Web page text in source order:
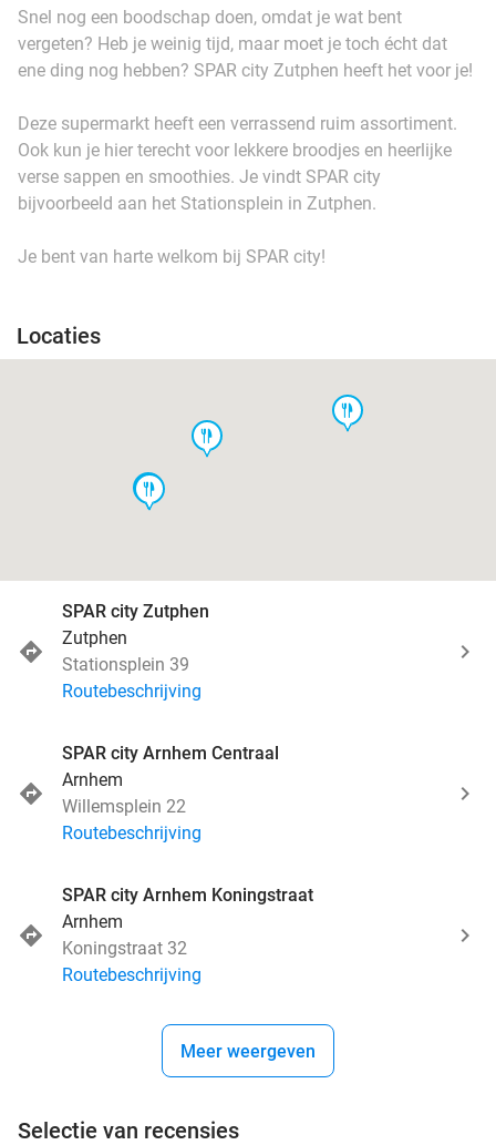
Snel nog een boodschap doen, omdat je wat bent
vergeten? Heb je weinig tijd, maar moet je toch écht dat
ene ding nog hebben? SPAR city Zutphen heeft het voor je!
Deze supermarkt heeft een verrassend ruim assortiment.
Ook kun je hier terecht voor lekkere broodjes en heerlijke
verse sappen en smoothies. Je vindt SPAR city
bijvoorbeeld aan het Stationsplein in Zutphen.
Je bent van harte welkom bij SPAR city!
Locaties
food
food
food
food
SPAR city Zutphen
Zutphen
Stationsplein 39
Routebeschrijving
SPAR city Arnhem Centraal
Arnhem
Willemsplein 22
Routebeschrijving
SPAR city Arnhem Koningstraat
Arnhem
Koningstraat 32
Routebeschrijving
Meer weergeven
Selectie van recensies